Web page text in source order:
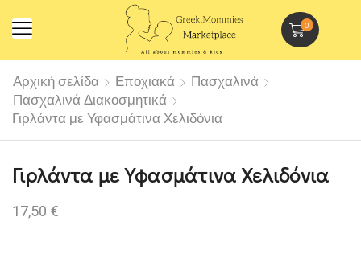
0
Αρχική σελίδα Εποχιακά
Πασχαλινά
Πασχαλινά Διακοσμητικά
Γιρλάντα με Υφασμάτινα Χελιδόνια
Γιρλάντα με Υφασμάτινα Χελιδόνια
17,50 €